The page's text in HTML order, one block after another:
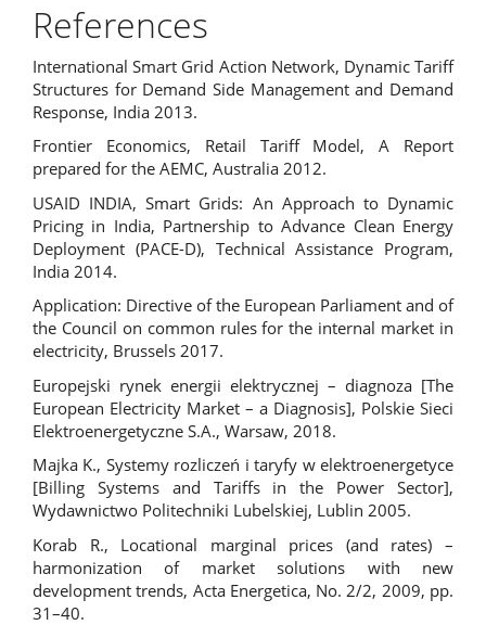
References
International Smart Grid Action Network, Dynamic Tariff
Structures for Demand Side Management and Demand
Response, India 2013.
Frontier Economics, Retail Tariff Model, A Report
prepared for the AEMC, Australia 2012.
USAID INDIA, Smart Grids: An Approach to Dynamic
Pricing in India, Partnership to Advance Clean Energy
Deployment (PACE-D), Technical Assistance Program,
India 2014.
Application: Directive of the European Parliament and of
the Council on common rules for the internal market in
electricity, Brussels 2017.
Europejski rynek energii elektrycznej – diagnoza [The
European Electricity Market – a Diagnosis], Polskie Sieci
Elektroenergetyczne S.A., Warsaw, 2018.
Majka K., Systemy rozliczeń i taryfy w elektroenergetyce
[Billing Systems and Tariffs in the Power Sector],
Wydawnictwo Politechniki Lubelskiej, Lublin 2005.
Korab R., Locational marginal prices (and rates) –
harmonization of market solutions with new
development trends, Acta Energetica, No. 2/2, 2009, pp.
31–40.